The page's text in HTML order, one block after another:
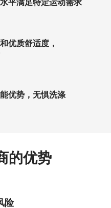
优质舒适度，
优势，无惧洗涤
的优势
险